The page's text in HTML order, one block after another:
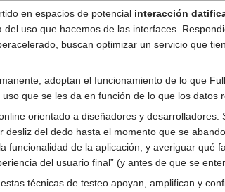
en espacios de potencial interacción
uso que hacemos de las interfaces.
buscan optimizar un servicio que
adoptan el funcionamiento de lo que
que se les da en función de lo que los datos
orientado a diseñadores y
del dedo hasta el momento que se
funcionalidad de la aplicación, y averiguar qué
del usuario final” (y antes de que se
técnicas de testeo apoyan, amplifican y